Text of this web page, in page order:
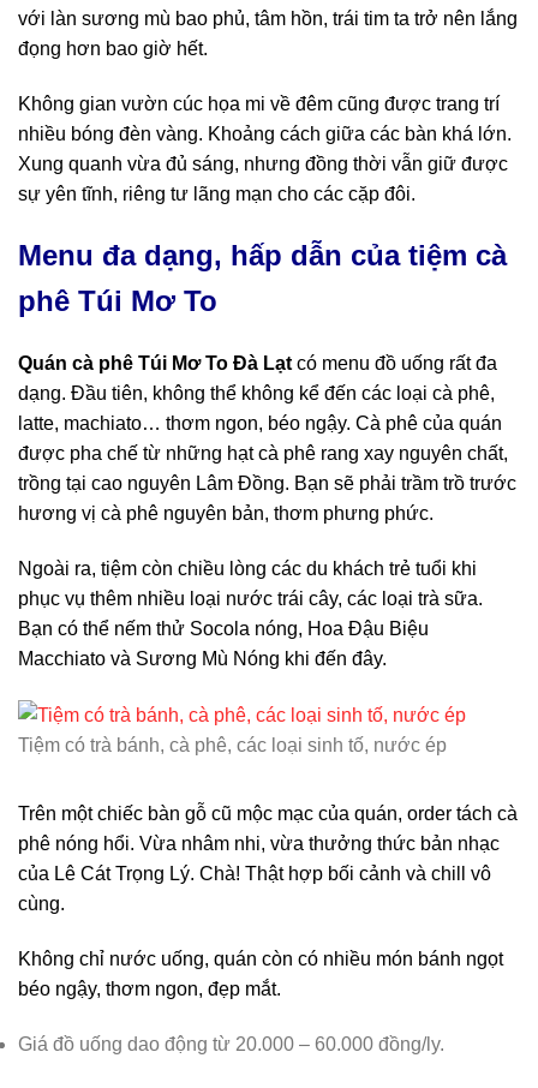
với làn sương mù bao phủ, tâm hồn, trái tim ta trở nên lắng
đọng hơn bao giờ hết.
Không gian vườn cúc họa mi về đêm cũng được trang trí
nhiều bóng đèn vàng. Khoảng cách giữa các bàn khá lớn.
Xung quanh vừa đủ sáng, nhưng đồng thời vẫn giữ được
sự yên tĩnh, riêng tư lãng mạn cho các cặp đôi.
Menu đa dạng, hấp dẫn của tiệm cà
phê Túi Mơ To
Quán cà phê Túi Mơ To Đà Lạt có menu đồ uống rất đa
dạng. Đầu tiên, không thể không kể đến các loại cà phê,
latte, machiato… thơm ngon, béo ngậy. Cà phê của quán
được pha chế từ những hạt cà phê rang xay nguyên chất,
trồng tại cao nguyên Lâm Đồng. Bạn sẽ phải trầm trồ trước
hương vị cà phê nguyên bản, thơm phưng phức.
Ngoài ra, tiệm còn chiều lòng các du khách trẻ tuổi khi
phục vụ thêm nhiều loại nước trái cây, các loại trà sữa.
Bạn có thể nếm thử Socola nóng, Hoa Đậu Biệu
Macchiato và Sương Mù Nóng khi đến đây.
Tiệm có trà bánh, cà phê, các loại sinh tố, nước ép
Trên một chiếc bàn gỗ cũ mộc mạc của quán, order tách cà
phê nóng hổi. Vừa nhâm nhi, vừa thưởng thức bản nhạc
của Lê Cát Trọng Lý. Chà! Thật hợp bối cảnh và chill vô
cùng.
Không chỉ nước uống, quán còn có nhiều món bánh ngọt
béo ngậy, thơm ngon, đẹp mắt.
Giá đồ uống dao động từ 20.000 – 60.000 đồng/ly.